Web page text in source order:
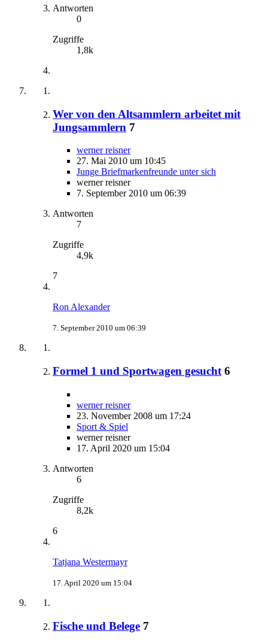
Antworten
0
Zugriffe
1,8k
Wer von den Altsammlern arbeitet mit
Jungsammlern 7
werner reisner
27. Mai 2010 um 10:45
Junge Briefmarkenfreunde unter sich
werner reisner
7. September 2010 um 06:39
Antworten
7
Zugriffe
4,9k
7
Ron Alexander
7. September 2010 um 06:39
Formel 1 und Sportwagen gesucht 6
werner reisner
23. November 2008 um 17:24
Sport & Spiel
werner reisner
17. April 2020 um 15:04
Antworten
6
Zugriffe
8,2k
6
Tatjana Westermayr
17. April 2020 um 15:04
Fische und Belege 7